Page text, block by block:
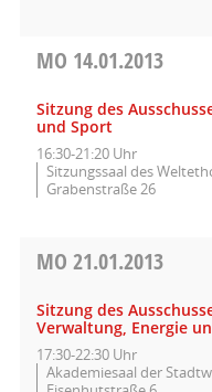
MO 14.01.2013
Sitzung des
und Sport
16:30-21:20 Uhr
Sitzungssaal des
Grabenstraße 26
MO 21.01.2013
Sitzung des
Verwaltung, Energie
17:30-22:30 Uhr
Akademiesaal der